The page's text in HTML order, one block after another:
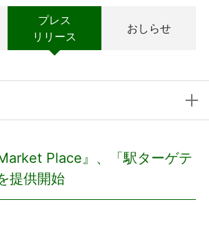
ース
ース
プレス
リリース
おしらせ
Place』、「駅ターゲテ
提供開始